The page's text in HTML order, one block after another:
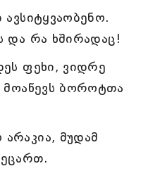
და რა ხშირადაც!
ფეხი, ვიდრე
მოაწევს ბოროტთა
მუდამ